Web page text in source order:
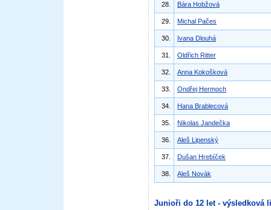
28. Bára Hobžová
29. Michal Pačes
30. Ivana Dlouhá
31. Oldřich Ritter
32. Anna Kokošková
33. Ondřej Hermoch
34. Hana Brablecová
35. Nikolas Jandečka
36. Aleš Lipenský
37. Dušan Hrebíček
38. Aleš Novák
Junioři do 12 let - výsledková